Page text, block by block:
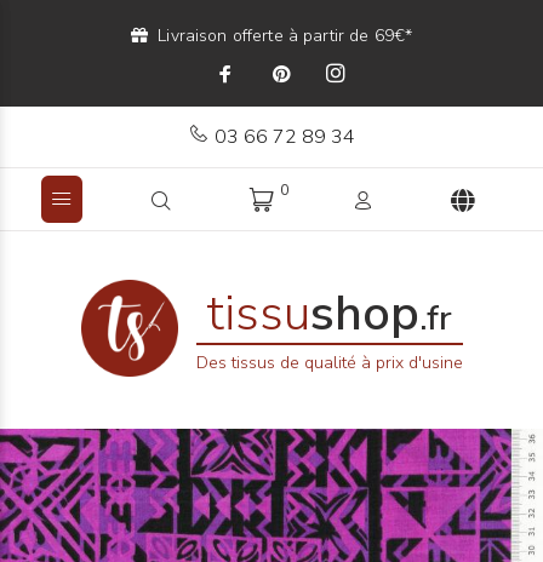
Livraison offerte à partir de 69€*
03 66 72 89 34
0
tissushop.fr
Des tissus de qualité à prix d'usine